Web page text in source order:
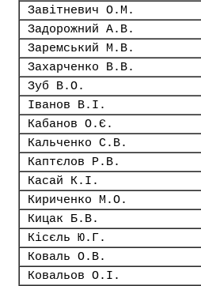
Завітневич О.М.
Задорожний А.В.
Заремський М.В.
Захарченко В.В.
Зуб В.О.
Іванов В.І.
Кабанов О.Є.
Кальченко С.В.
Каптєлов Р.В.
Касай К.І.
Кириченко М.О.
Кицак Б.В.
Кісєль Ю.Г.
Коваль О.В.
Ковальов О.І.